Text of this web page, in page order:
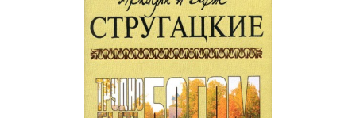
Рейтинги